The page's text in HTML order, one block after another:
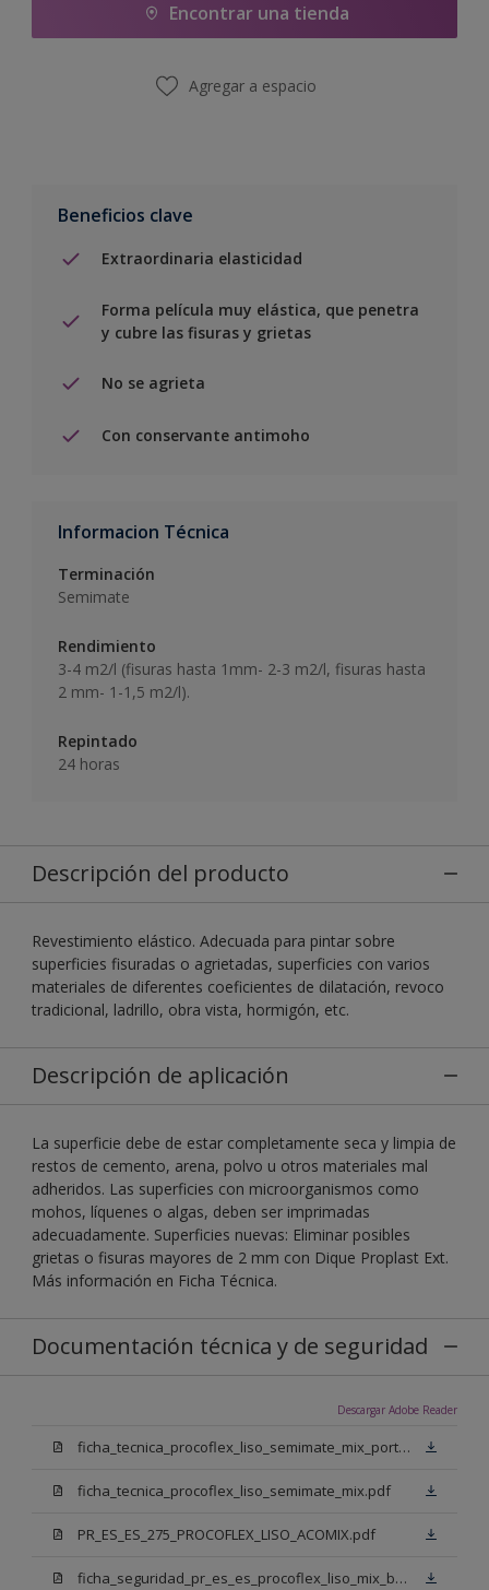
Encontrar una tienda
Agregar a espacio
Beneficios clave
Extraordinaria elasticidad
Forma película muy elástica, que penetra
y cubre las fisuras y grietas
No se agrieta
Con conservante antimoho
Informacion Técnica
Terminación
Semimate
Rendimiento
3-4 m2/l (fisuras hasta 1mm- 2-3 m2/l, fisuras hasta
2 mm- 1-1,5 m2/l).
Repintado
24 horas
Descripción del producto
Revestimiento elástico. Adecuada para pintar sobre
superficies fisuradas o agrietadas, superficies con varios
materiales de diferentes coeficientes de dilatación, revoco
tradicional, ladrillo, obra vista, hormigón, etc.
Descripción de aplicación
La superficie debe de estar completamente seca y limpia de
restos de cemento, arena, polvo u otros materiales mal
adheridos. Las superficies con microorganismos como
mohos, líquenes o algas, deben ser imprimadas
adecuadamente. Superficies nuevas: Eliminar posibles
grietas o fisuras mayores de 2 mm con Dique Proplast Ext.
Más información en Ficha Técnica.
Documentación técnica y de seguridad
Descargar Adobe Reader
ficha_tecnica_procoflex_liso_semimate_mix_portugues.pdf
ficha_tecnica_procoflex_liso_semimate_mix.pdf
PR_ES_ES_275_PROCOFLEX_LISO_ACOMIX.pdf
ficha_seguridad_pr_es_es_procoflex_liso_mix_bb.pdf